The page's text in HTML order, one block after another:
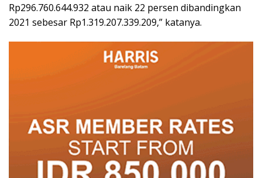
Rp296.760.644.932 atau naik 22 persen dibandingkan
2021 sebesar Rp1.319.207.339.209,” katanya.